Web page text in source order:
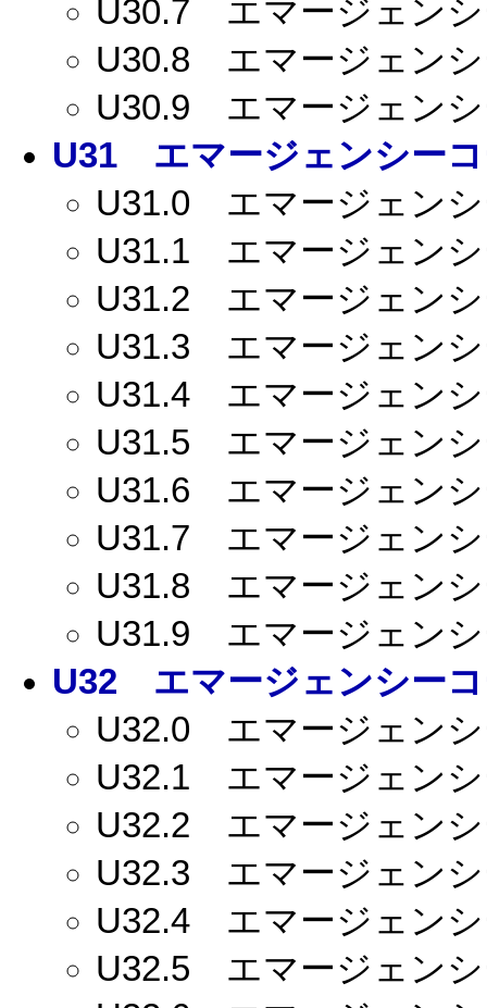
U30.7 エマージェンシ
U30.8 エマージェンシ
U30.9 エマージェンシ
U31 エマージェンシーコ
U31.0 エマージェンシ
U31.1 エマージェンシ
U31.2 エマージェンシ
U31.3 エマージェンシ
U31.4 エマージェンシ
U31.5 エマージェンシ
U31.6 エマージェンシ
U31.7 エマージェンシ
U31.8 エマージェンシ
U31.9 エマージェンシ
U32 エマージェンシーコ
U32.0 エマージェンシ
U32.1 エマージェンシ
U32.2 エマージェンシ
U32.3 エマージェンシ
U32.4 エマージェンシ
U32.5 エマージェンシ